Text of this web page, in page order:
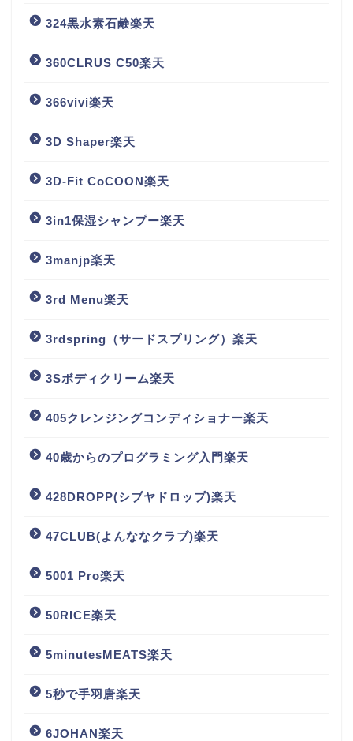
324黒水素石鹸楽天
360CLRUS C50楽天
366vivi楽天
3D Shaper楽天
3D-Fit CoCOON楽天
3in1保湿シャンプー楽天
3manjp楽天
3rd Menu楽天
3rdspring（サードスプリング）楽天
3Sボディクリーム楽天
405クレンジングコンディショナー楽天
40歳からのプログラミング入門楽天
428DROPP(シブヤドロップ)楽天
47CLUB(よんななクラブ)楽天
5001 Pro楽天
50RICE楽天
5minutesMEATS楽天
5秒で手羽唐楽天
6JOHAN楽天